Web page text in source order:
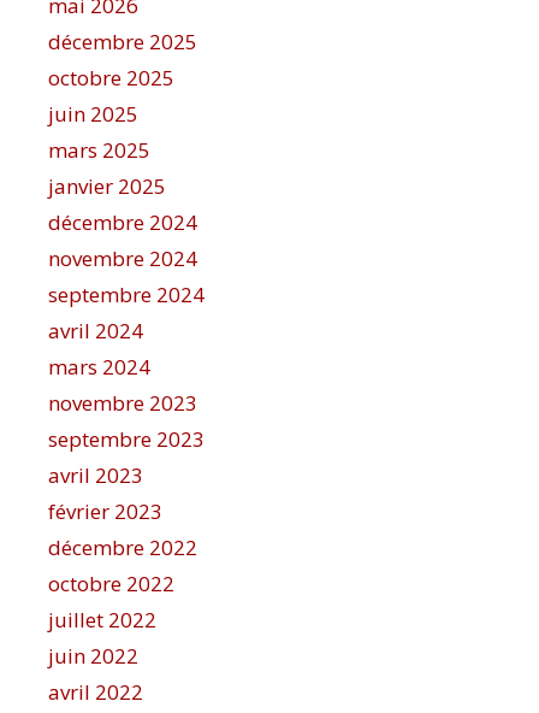
décembre 2025
octobre 2025
juin 2025
mars 2025
janvier 2025
décembre 2024
novembre 2024
septembre 2024
avril 2024
mars 2024
novembre 2023
septembre 2023
avril 2023
février 2023
décembre 2022
octobre 2022
juillet 2022
juin 2022
avril 2022